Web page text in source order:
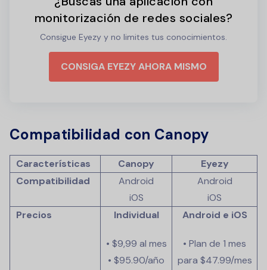
monitorización de redes sociales?
Consigue Eyezy y no limites tus conocimientos.
CONSIGA EYEZY AHORA MISMO
Compatibilidad con Canopy
Características Canopy
Eyezy
Compatibilidad
Android
iOS
Android
iOS
Precios
Individual
• $9,99 al mes
• $95.90/año
Android e iOS
• Plan de 1 mes
para $47.99/mes